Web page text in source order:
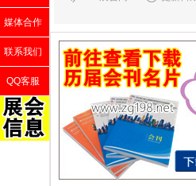
媒体合作
联系我们
QQ客服